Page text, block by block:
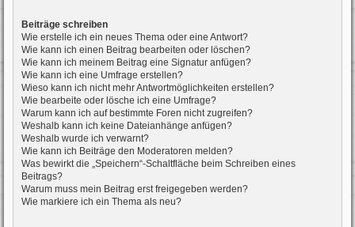
Beiträge schreiben
Wie erstelle ich ein neues Thema oder eine Antwort?
Wie kann ich einen Beitrag bearbeiten oder löschen?
Wie kann ich meinem Beitrag eine Signatur anfügen?
Wie kann ich eine Umfrage erstellen?
Wieso kann ich nicht mehr Antwortmöglichkeiten erstellen?
Wie bearbeite oder lösche ich eine Umfrage?
Warum kann ich auf bestimmte Foren nicht zugreifen?
Weshalb kann ich keine Dateianhänge anfügen?
Weshalb wurde ich verwarnt?
Wie kann ich Beiträge den Moderatoren melden?
Was bewirkt die „Speichern“-Schaltfläche beim Schreiben eines
Beitrags?
Warum muss mein Beitrag erst freigegeben werden?
Wie markiere ich ein Thema als neu?